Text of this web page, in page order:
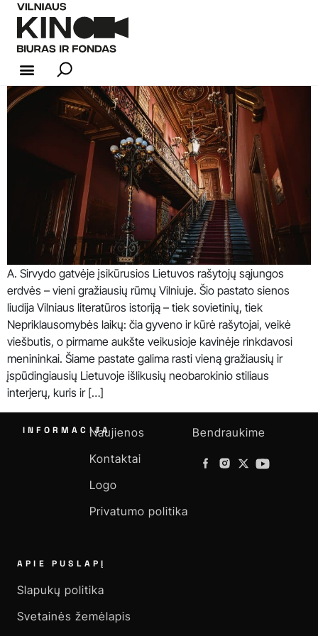
A. Sirvydo gatvėje įsikūrusios Lietuvos rašytojų sąjungos
erdvės – vieni gražiausių rūmų Vilniuje. Šio pastato sienos
liudija Vilniaus literatūros istoriją – tiek sovietinių, tiek
Nepriklausomybės laikų: čia gyveno ir kūrė rašytojai, veikė
viešbutis, o pirmame aukšte veikusioje kavinėje rinkdavosi
menininkai. Šiame pastate galima rasti vieną gražiausių ir
įspūdingiausių Lietuvoje išlikusių neobarokinio stiliaus
interjerų, kuris ir […]
INFORMACIJANaujienos
Kontaktai
Logo
Privatumo politika
Bendraukime
APIE PUSLAPĮ
Slapukų politika
Svetainės žemėlapis